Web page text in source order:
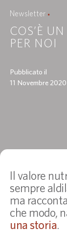
Newsletter
COS’È
PER NOI
Pubblicato il
11 Novembre 2020
Il valore
sempre
ma
che modo,
una storia.